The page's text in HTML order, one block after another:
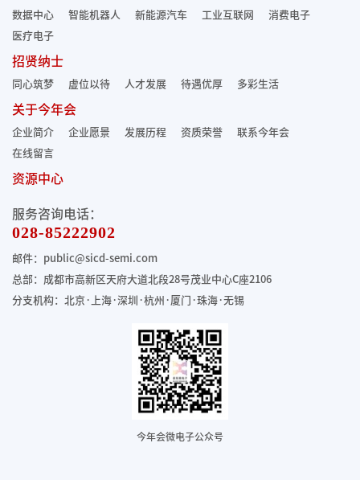
数据中心 智能机器人 新能源汽车 工业互联网
消费电子
医疗电子
招贤纳士
同心筑梦 虚位以待 人才发展 待遇优厚 多彩生活
关于今年会
企业简介 企业愿景 发展历程 资质荣誉
联系今年会
在线留言
资源中心
服务咨询电话：
028-85222902
邮件：public@sicd-semi.com
总部：成都市高新区天府大道北段28号茂业中心C座2106
分支机构：北京·上海·深圳·杭州·厦门·珠海·无锡
今年会微电子公众号